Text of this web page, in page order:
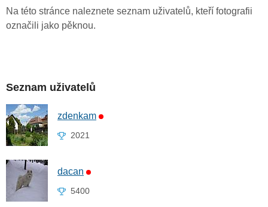
Na této stránce naleznete seznam uživatelů, kteří fotografii
označili jako pěknou.
Seznam uživatelů
zdenkam
2021
dacan
5400